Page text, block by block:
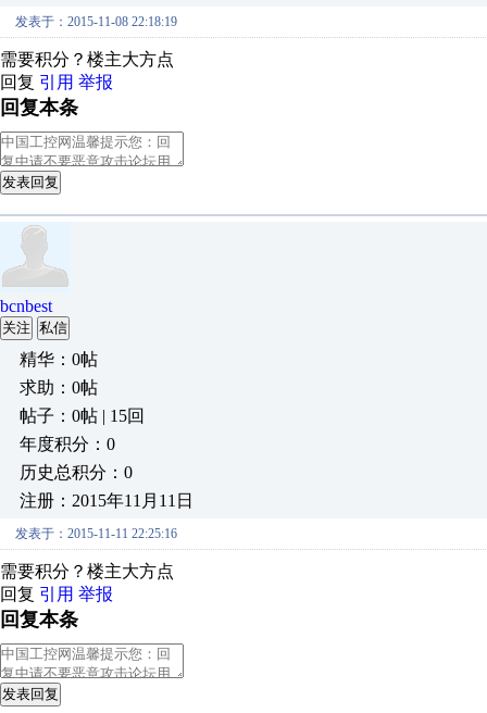
发表于：2015-11-08 22:18:19
需要积分？楼主大方点
回复 引用 举报
回复本条
发表回复
bcnbest
关注 私信
精华：0帖
求助：0帖
帖子：0帖 | 15回
年度积分：0
历史总积分：0
注册：2015年11月11日
发表于：2015-11-11 22:25:16
需要积分？楼主大方点
回复 引用 举报
回复本条
发表回复